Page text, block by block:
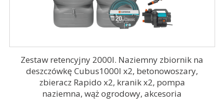
Zestaw retencyjny 2000l. Naziemny zbiornik na
deszczówkę Cubus1000l x2, betonowoszary,
zbieracz Rapido x2, kranik x2, pompa
naziemna, wąż ogrodowy, akcesoria